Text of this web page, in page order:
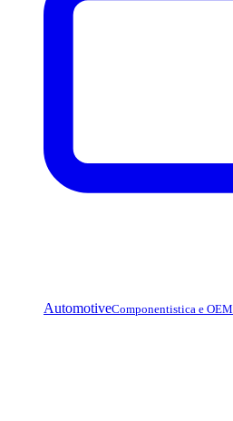
AutomotiveComponentistica e OEM